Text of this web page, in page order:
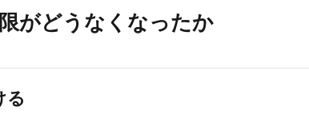
がどうなくなったか
る